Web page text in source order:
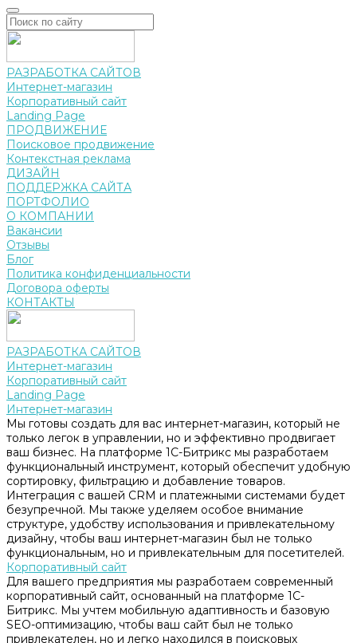
РАЗРАБОТКА САЙТОВ
Интернет-магазин
Корпоративный сайт
Landing Page
ПРОДВИЖЕНИЕ
Поисковое продвижение
Контекстная реклама
ДИЗАЙН
ПОДДЕРЖКА САЙТА
ПОРТФОЛИО
О КОМПАНИИ
Вакансии
Отзывы
Блог
Политика конфиденциальности
Договора оферты
КОНТАКТЫ
РАЗРАБОТКА САЙТОВ
Интернет-магазин
Корпоративный сайт
Landing Page
Интернет-магазин
Мы готовы создать для вас интернет-магазин, который не
только легок в управлении, но и эффективно продвигает
ваш бизнес. На платформе 1С-Битрикс мы разработаем
функциональный инструмент, который обеспечит удобную
сортировку, фильтрацию и добавление товаров.
Интеграция с вашей CRM и платежными системами будет
безупречной. Мы также уделяем особое внимание
структуре, удобству использования и привлекательному
дизайну, чтобы ваш интернет-магазин был не только
функциональным, но и привлекательным для посетителей.
Корпоративный сайт
Для вашего предприятия мы разработаем современный
корпоративный сайт, основанный на платформе 1С-
Битрикс. Мы учтем мобильную адаптивность и базовую
SEO-оптимизацию, чтобы ваш сайт был не только
привлекателен, но и легко находился в поисковых